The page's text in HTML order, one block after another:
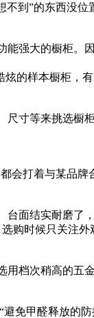
到”的东西没位
强大的橱柜。
的样本橱柜，
寸等来挑选橱
会打着与某品
面结实耐磨了
购时候只关注
档次稍高的五
免甲醛释放的